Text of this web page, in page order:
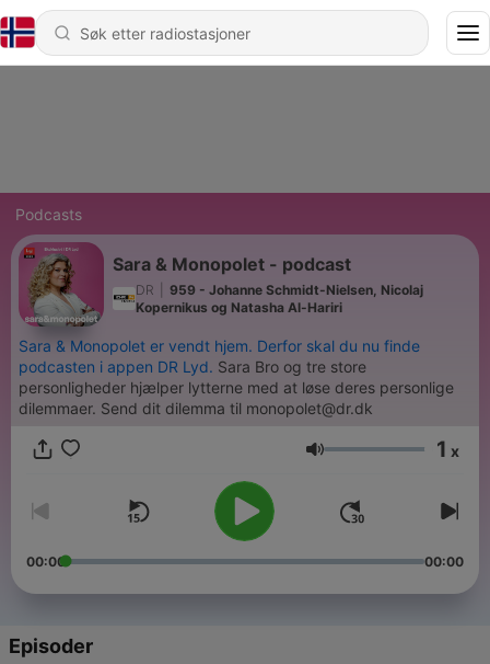
Podcasts
Sara & Monopolet - podcast
DR
959 - Johanne Schmidt-Nielsen, Nicolaj
Kopernikus og Natasha Al-Hariri
Sara & Monopolet er vendt hjem. Derfor skal du nu finde
podcasten i appen DR Lyd. Sara Bro og tre store
personligheder hjælper lytterne med at løse deres personlige
dilemmaer. Send dit dilemma til monopolet@dr.dk
Volum 1 x
00:00 00:00
Episoder